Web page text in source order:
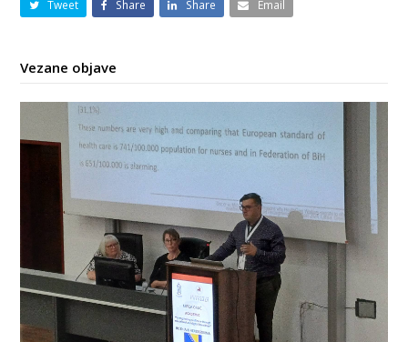
Tweet Share Share Email
Vezane objave